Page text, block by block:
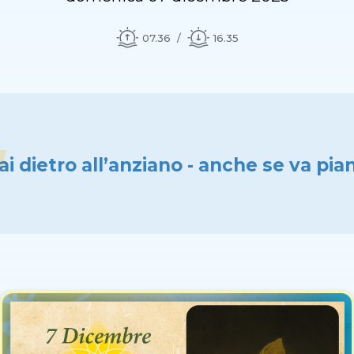
07.36 16.35
dietro all’anziano - anche se va